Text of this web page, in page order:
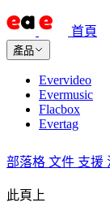
首頁
產品
Evervideo
Evermusic
Flacbox
Evertag
部落格 文件 支援
此頁上